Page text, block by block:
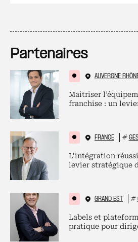
Partenaires
AUVERGNE
Maitriser
franchise : un
FRANCE #
L’intégration
levier stratégique
GRAND EST #
Labels et
pratique pour